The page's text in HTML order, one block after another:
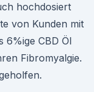
hochdosiert
von Kunden mit
6%ige CBD Öl
Fibromyalgie.